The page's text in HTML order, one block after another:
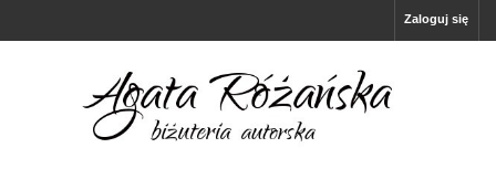
Zaloguj się